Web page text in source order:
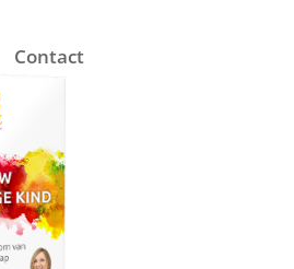
Contact